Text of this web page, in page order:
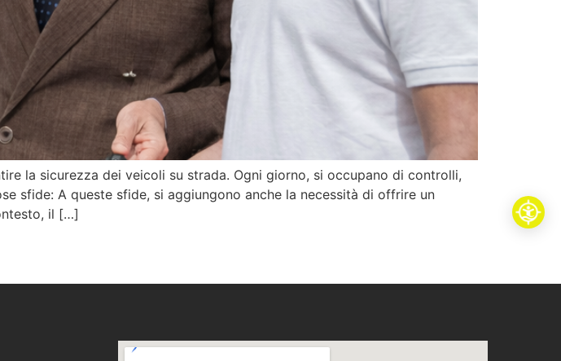
la sicurezza dei veicoli su strada. Ogni giorno, si occupano di controlli,
sfide: A queste sfide, si aggiungono anche la necessità di offrire un
il […]